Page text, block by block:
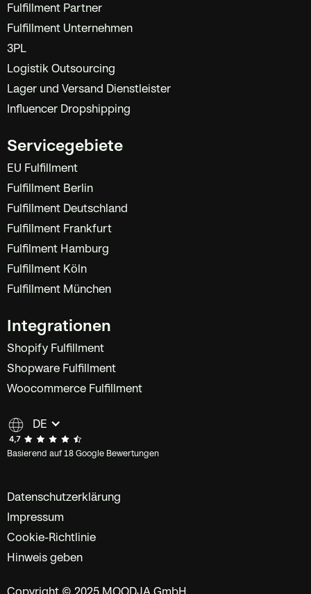
Fulfillment Partner
Fulfillment Unternehmen
3PL
Logistik Outsourcing
Lager und Versand Dienstleister
Influencer Dropshipping
Servicegebiete
EU Fulfillment
Fulfillment Berlin
Fulfillment Deutschland
Fulfillment Frankfurt
Fulfilment Hamburg
Fulfillment Köln
Fulfillment München
Integrationen
Shopify Fulfillment
Shopware Fulfillment
Woocommerce Fulfillment
DE
Basierend auf 18 Google Bewertungen
Datenschutzerklärung
Impressum
Cookie-Richtlinie
Hinweis geben